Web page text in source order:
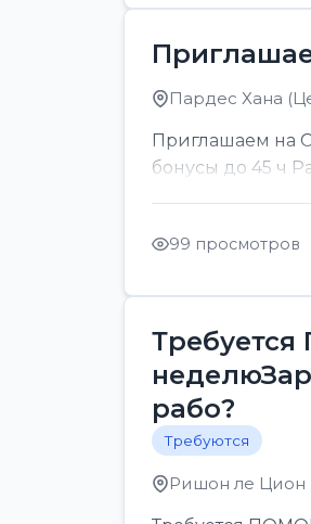
Пардес Хана
Приглашаем на
бонусы до 45 ч
99 просмотров
рабо?
Требуются
Ришон ле Цион